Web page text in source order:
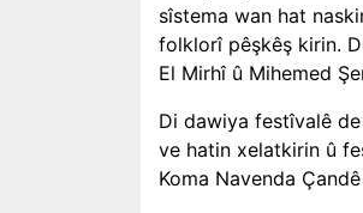
sîstema wan hat
folklorî pêşkêş kirin.
El Mirhî û Mihemed
Di dawiya festîvalê
ve hatin xelatkirin û
Koma Navenda